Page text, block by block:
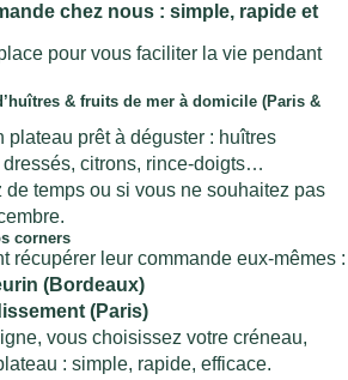
chez nous : simple, rapide et
pour vous faciliter la vie pendant
& fruits de mer à domicile (Paris &
plateau prêt à déguster : huîtres
dressés, citrons, rince-doigts…
de temps ou si vous ne souhaitez pas
corners
récupérer leur commande eux-mêmes :
(Bordeaux)
(Paris)
vous choisissez votre créneau,
: simple, rapide, efficace.